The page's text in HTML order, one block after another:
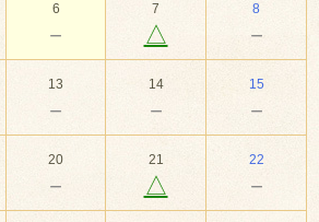
6
－
7
△
8
－
13
－
14
－
15
－
20
－
21
△
22
－